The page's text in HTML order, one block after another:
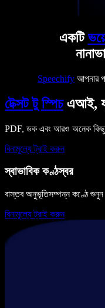
একটি
Speechify আপনার
টেক্সট টু স্পিচএআই,
PDF, ডক এবং আরও অনেক কিছু
বিনামূল্যে ট্রাই করুন
স্বাভাবিক কণ্ঠস্বর
বাস্তব অনুভূতিসম্পন্ন কণ্ঠে শুনুন
বিনামূল্যে ট্রাই করুন